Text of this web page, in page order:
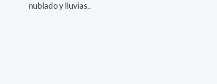
nublado y lluvias..